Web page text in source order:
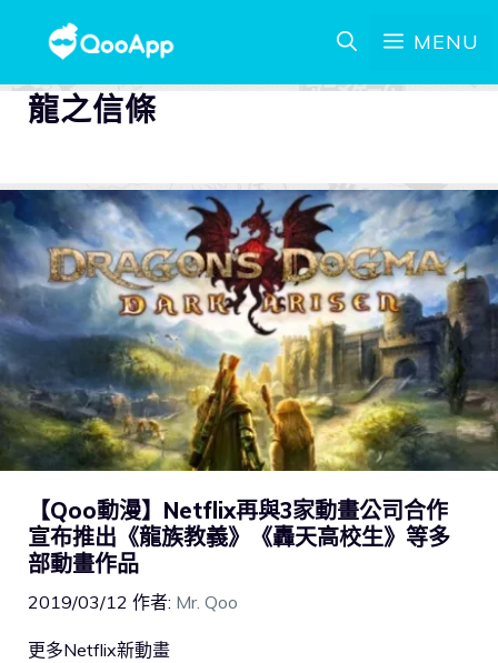
MENU
龍之信條
【Qoo動漫】Netflix再與3家動畫公司合作
宣布推出《龍族教義》《轟天高校生》等多
部動畫作品
2019/03/12 作者: Mr. Qoo
更多Netflix新動畫